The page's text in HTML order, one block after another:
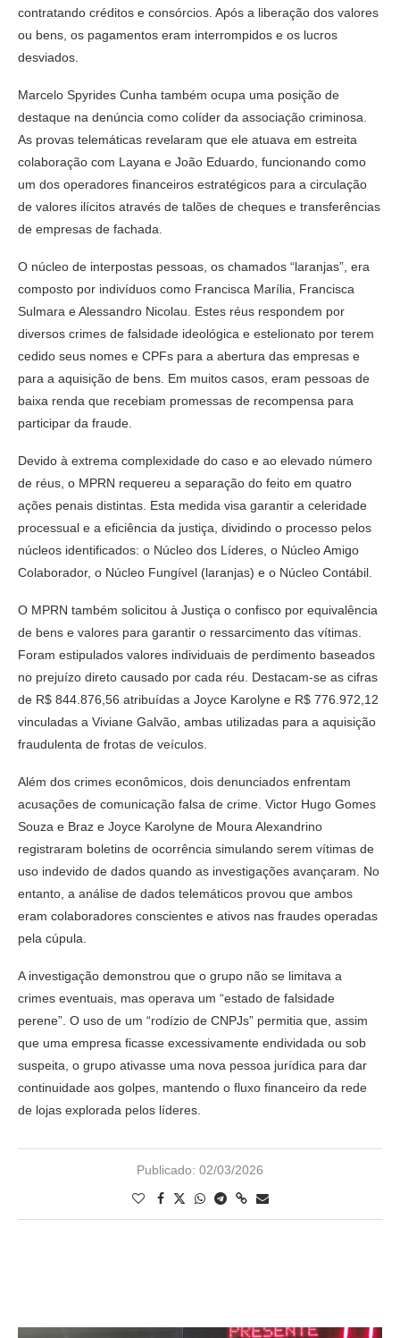
contratando créditos e consórcios. Após a liberação dos valores
ou bens, os pagamentos eram interrompidos e os lucros
desviados.
Marcelo Spyrides Cunha também ocupa uma posição de
destaque na denúncia como colíder da associação criminosa.
As provas telemáticas revelaram que ele atuava em estreita
colaboração com Layana e João Eduardo, funcionando como
um dos operadores financeiros estratégicos para a circulação
de valores ilícitos através de talões de cheques e transferências
de empresas de fachada.
O núcleo de interpostas pessoas, os chamados “laranjas”, era
composto por indivíduos como Francisca Marília, Francisca
Sulmara e Alessandro Nicolau. Estes réus respondem por
diversos crimes de falsidade ideológica e estelionato por terem
cedido seus nomes e CPFs para a abertura das empresas e
para a aquisição de bens. Em muitos casos, eram pessoas de
baixa renda que recebiam promessas de recompensa para
participar da fraude.
Devido à extrema complexidade do caso e ao elevado número
de réus, o MPRN requereu a separação do feito em quatro
ações penais distintas. Esta medida visa garantir a celeridade
processual e a eficiência da justiça, dividindo o processo pelos
núcleos identificados: o Núcleo dos Líderes, o Núcleo Amigo
Colaborador, o Núcleo Fungível (laranjas) e o Núcleo Contábil.
O MPRN também solicitou à Justiça o confisco por equivalência
de bens e valores para garantir o ressarcimento das vítimas.
Foram estipulados valores individuais de perdimento baseados
no prejuízo direto causado por cada réu. Destacam-se as cifras
de R$ 844.876,56 atribuídas a Joyce Karolyne e R$ 776.972,12
vinculadas a Viviane Galvão, ambas utilizadas para a aquisição
fraudulenta de frotas de veículos.
Além dos crimes econômicos, dois denunciados enfrentam
acusações de comunicação falsa de crime. Victor Hugo Gomes
Souza e Braz e Joyce Karolyne de Moura Alexandrino
registraram boletins de ocorrência simulando serem vítimas de
uso indevido de dados quando as investigações avançaram. No
entanto, a análise de dados telemáticos provou que ambos
eram colaboradores conscientes e ativos nas fraudes operadas
pela cúpula.
A investigação demonstrou que o grupo não se limitava a
crimes eventuais, mas operava um “estado de falsidade
perene”. O uso de um “rodízio de CNPJs” permitia que, assim
que uma empresa ficasse excessivamente endividada ou sob
suspeita, o grupo ativasse uma nova pessoa jurídica para dar
continuidade aos golpes, mantendo o fluxo financeiro da rede
de lojas explorada pelos líderes.
Publicado: 02/03/2026